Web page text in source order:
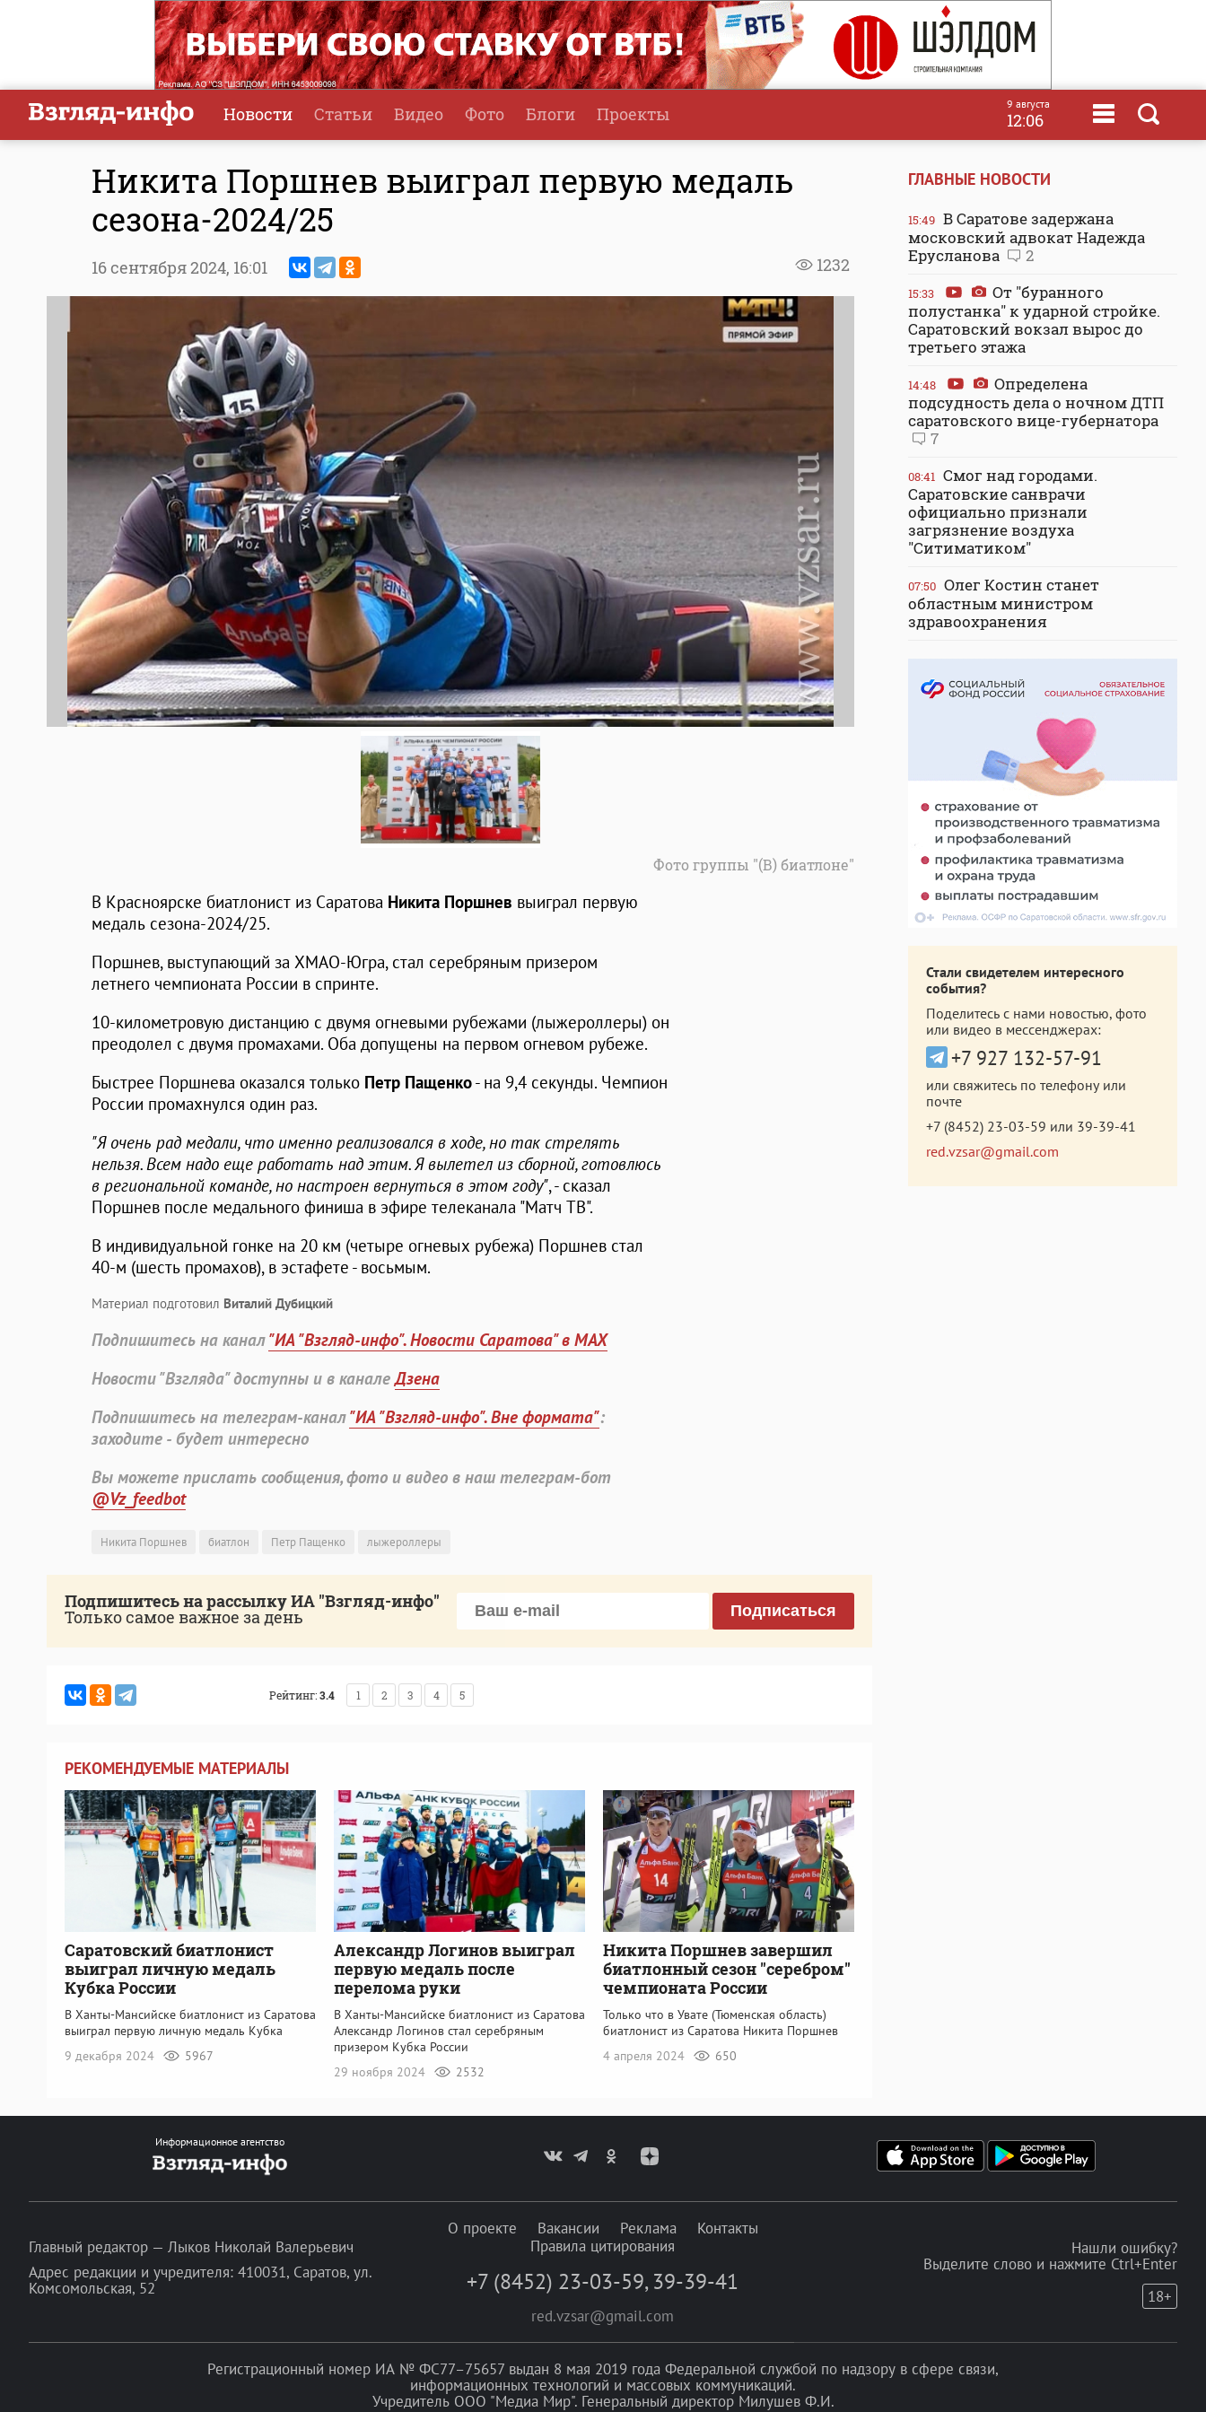
Новости Статьи Видео Фото Блоги Проекты 9 августа
12:06
Никита Поршнев выиграл первую медаль
сезона-2024/25
1232
16 сентября 2024, 16:01
Фото группы "(В) биатлоне"
В Красноярске биатлонист из Саратова Никита Поршнев выиграл первую
медаль сезона-2024/25.
Поршнев, выступающий за ХМАО-Югра, стал серебряным призером
летнего чемпионата России в спринте.
10-километровую дистанцию с двумя огневыми рубежами (лыжероллеры) он
преодолел с двумя промахами. Оба допущены на первом огневом рубеже.
Быстрее Поршнева оказался только Петр Пащенко- на 9,4 секунды. Чемпион
России промахнулся один раз.
"Я очень рад медали, что именно реализовался в ходе, но так стрелять
нельзя. Всем надо еще работать над этим. Я вылетел из сборной, готовлюсь
в региональной команде, но настроен вернуться в этом году", - сказал
Поршнев после медального финиша в эфире телеканала "Матч ТВ".
В индивидуальной гонке на 20 км (четыре огневых рубежа) Поршнев стал
40-м (шесть промахов), в эстафете - восьмым.
Материал подготовил Виталий Дубицкий
Подпишитесь на канал"ИА "Взгляд-инфо". Новости Саратова" в MAX
Новости "Взгляда" доступны и в каналеДзена
Подпишитесь на телеграм-канал"ИА "Взгляд-инфо". Вне формата":
заходите - будет интересно
Вы можете прислать сообщения, фото и видео в наш телеграм-бот
@Vz_feedbot
Никита Поршнев биатлон Петр Пащенко лыжероллеры
Подпишитесь на рассылку ИА "Взгляд-инфо"
Только самое важное за день Подписаться
Рейтинг:3.4 1 2 3 4 5
РЕКОМЕНДУЕМЫЕ МАТЕРИАЛЫ
Саратовский биатлонист
выиграл личную медаль
Кубка России
В Ханты-Мансийске биатлонист из Саратова
выиграл первую личную медаль Кубка
9 декабря 2024
5967
Александр Логинов выиграл
первую медаль после
перелома руки
В Ханты-Мансийске биатлонист из Саратова
Александр Логинов стал серебряным
призером Кубка России
29 ноября 2024
2532
Никита Поршнев завершил
биатлонный сезон "серебром"
чемпионата России
Только что в Увате (Тюменская область)
биатлонист из Саратова Никита Поршнев
4 апреля 2024
650
ГЛАВНЫЕ НОВОСТИ
15:49 В Саратове задержана
московский адвокат Надежда
Ерусланова
2
15:33
От "буранного
полустанка" к ударной стройке.
Саратовский вокзал вырос до
третьего этажа
14:48
Определена
подсудность дела о ночном ДТП
саратовского вице-губернатора
7
08:41 Смог над городами.
Саратовские санврачи
официально признали
загрязнение воздуха
"Ситиматиком"
07:50 Олег Костин станет
областным министром
здравоохранения
Стали свидетелем интересного
события?
Поделитесь с нами новостью, фото
или видео в мессенджерах:
+7 927 132-57-91
или свяжитесь по телефону или
почте
+7 (8452) 23-03-59 или 39-39-41
red.vzsar@gmail.com
Информационное агентство
Главный редактор — Лыков Николай Валерьевич
Адрес редакции и учредителя: 410031, Саратов, ул.
Комсомольская, 52
О проекте Вакансии Реклама
Контакты
Правила цитирования
+7 (8452) 23-03-59, 39-39-41
red.vzsar@gmail.com
Нашли ошибку?
Выделите слово и нажмите Ctrl+Enter
18+
Регистрационный номер ИА № ФС77–75657 выдан 8 мая 2019 года Федеральной службой по надзору в сфере связи,
информационных технологий и массовых коммуникаций.
Учредитель ООО "Медиа Мир". Генеральный директор Милушев Ф.И.